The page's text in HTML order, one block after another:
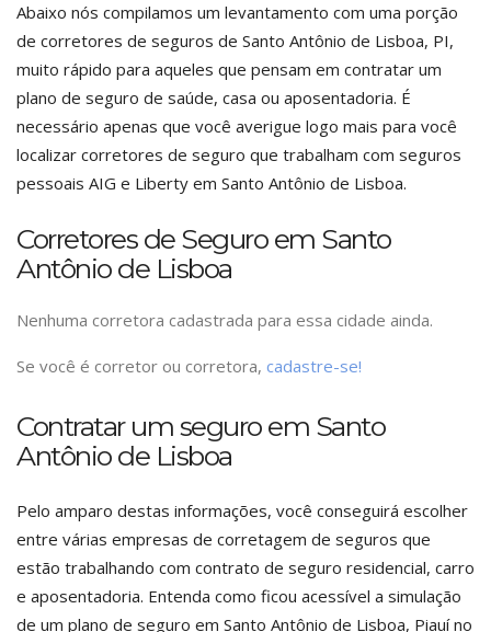
Abaixo nós compilamos um levantamento com uma porção
de corretores de seguros de Santo Antônio de Lisboa, PI,
muito rápido para aqueles que pensam em contratar um
plano de seguro de saúde, casa ou aposentadoria. É
necessário apenas que você averigue logo mais para você
localizar corretores de seguro que trabalham com seguros
pessoais AIG e Liberty em Santo Antônio de Lisboa.
Corretores de Seguro em Santo
Antônio de Lisboa
Nenhuma corretora cadastrada para essa cidade ainda.
Se você é corretor ou corretora, cadastre-se!
Contratar um seguro em Santo
Antônio de Lisboa
Pelo amparo destas informações, você conseguirá escolher
entre várias empresas de corretagem de seguros que
estão trabalhando com contrato de seguro residencial, carro
e aposentadoria. Entenda como ficou acessível a simulação
de um plano de seguro em Santo Antônio de Lisboa, Piauí no